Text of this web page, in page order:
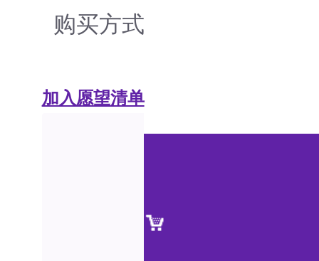
购买方式
加入愿望清单